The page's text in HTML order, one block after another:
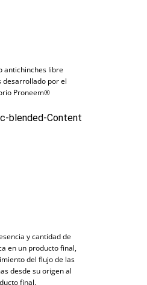
antichinches libre
desarrollado por el
Proneem®
y cantidad de
en un producto final,
del flujo de las
desde su origen al
final.